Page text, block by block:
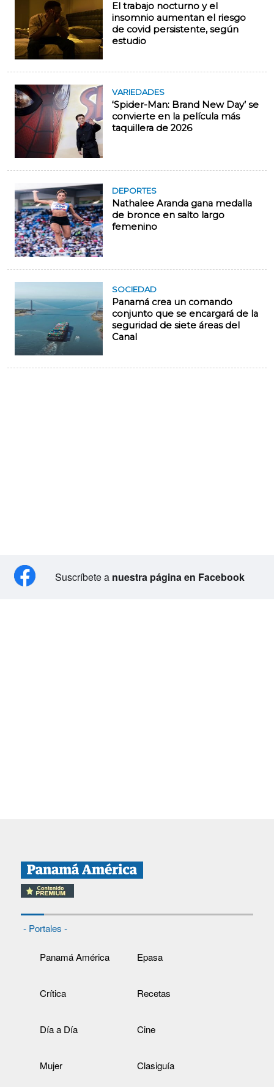
El trabajo nocturno y el
insomnio aumentan el riesgo
de covid persistente, según
estudio
VARIEDADES
‘Spider-Man: Brand New Day’ se
convierte en la película más
taquillera de 2026
DEPORTES
Nathalee Aranda gana medalla
de bronce en salto largo
femenino
SOCIEDAD
Panamá crea un comando
conjunto que se encargará de la
seguridad de siete áreas del
Canal
Suscríbete a nuestra página en Facebook
- Portales -
Panamá América Epasa
Crítica Recetas
Día a Día Cine
Mujer Clasiguía